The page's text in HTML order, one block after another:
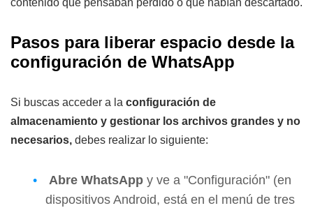
contenido que pensaban perdido o que habían descartado.
Pasos para liberar espacio desde la
configuración de WhatsApp
Si buscas acceder a la configuración de
almacenamiento y gestionar los archivos grandes y no
necesarios, debes realizar lo siguiente:
Abre WhatsApp y ve a "Configuración" (en
dispositivos Android, está en el menú de tres